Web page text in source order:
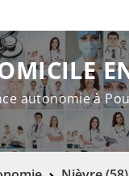
autonomie à